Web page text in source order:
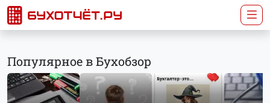
Популярное в Бухобзор